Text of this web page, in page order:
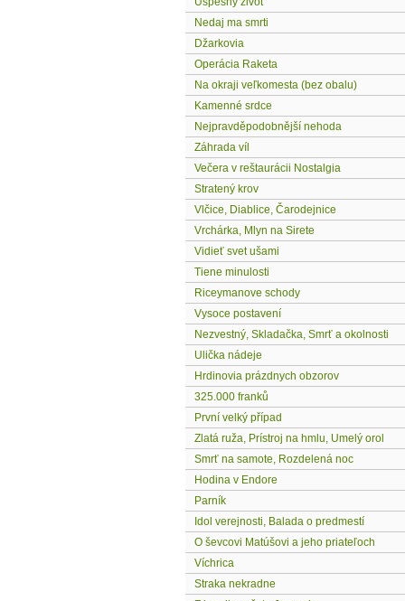
Nedaj ma smrti
Džarkovia
Operácia Raketa
Na okraji veľkomesta (bez obalu)
Kamenné srdce
Nejpravděpodobnější nehoda
Záhrada víl
Večera v reštaurácii Nostalgia
Stratený krov
Vlčice, Diablice, Čarodejnice
Vrchárka, Mlyn na Sirete
Vidieť svet ušami
Tiene minulosti
Riceymanove schody
Vysoce postavení
Nezvestný, Skladačka, Smrť a okolnosti
Ulička nádeje
Hrdinovia prázdnych obzorov
325.000 franků
První velký případ
Zlatá ruža, Prístroj na hmlu, Umelý orol
Smrť na samote, Rozdelená noc
Hodina v Endore
Parník
Idol verejnosti, Balada o predmestí
O ševcovi Matúšovi a jeho priateľoch
Víchrica
Straka nekradne